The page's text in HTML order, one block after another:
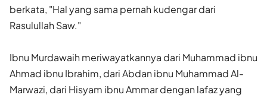
berkata, "Hal yang sama pernah kudengar dari
Rasulullah Saw."
Ibnu Murdawaih meriwayatkannya dari Muhammad ibnu
Ahmad ibnu Ibrahim, dari Abdan ibnu Muhammad Al-
Marwazi, dari Hisyam ibnu Ammar dengan lafaz yang